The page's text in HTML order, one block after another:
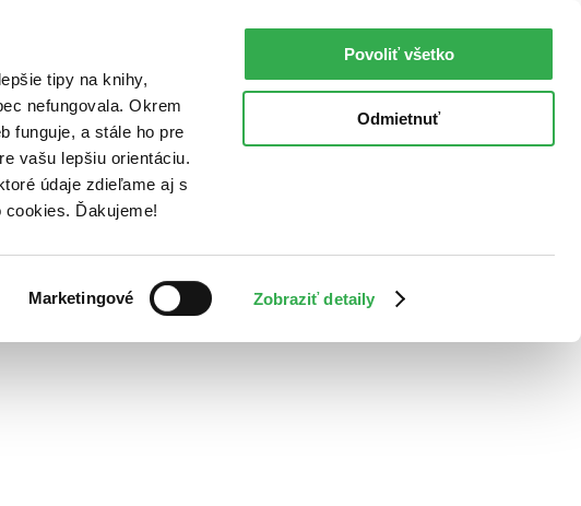
tipy na knihy,
nefungovala. Okrem
funguje, a stále ho pre
vašu lepšiu orientáciu.
údaje zdieľame aj s
Ďakujeme!
Marketingové Zobraziť detaily
Povoliť všetko
Odmietnuť